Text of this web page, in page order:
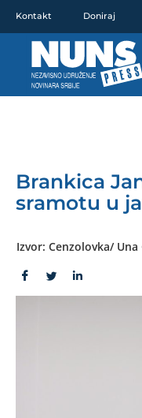
sadržaj
Kontakt Doniraj
Brankica
sramotu u
Izvor: Cenzolovka/